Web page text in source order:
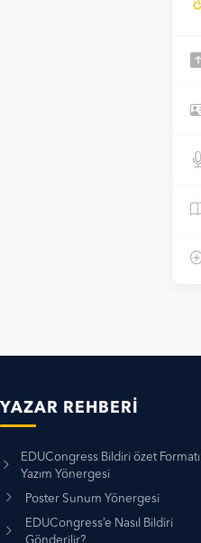
YAZAR REHBERI
EDUCongress Bildiri özet Formatı
Yazım Yönergesi
Poster Sunum Yönergesi
EDUCongress’e Nasıl Bildiri
Gönderilir?